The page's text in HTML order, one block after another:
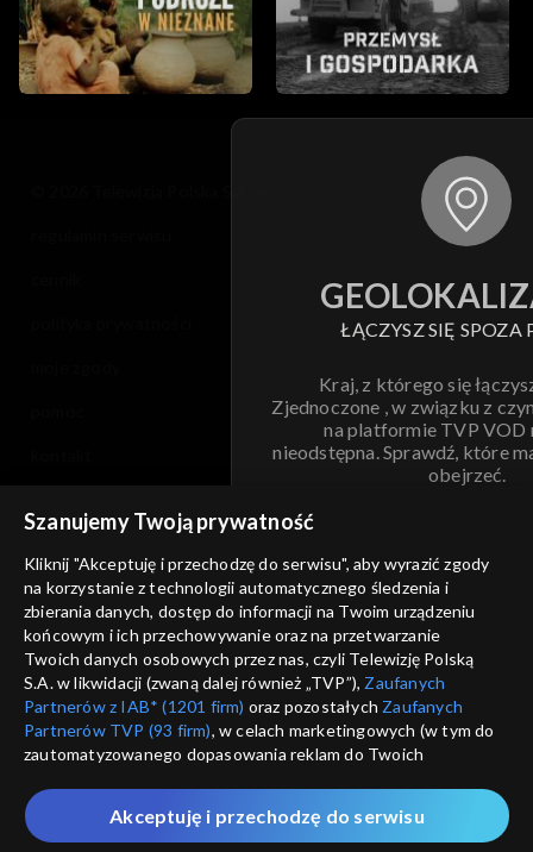
ŁĄCZYSZ SIĘ SPOZA
Kraj, z którego się
Zjednoczone , w związku z
na platformie TVP VOD
nieodstępna. Sprawdź, które
obejrzeć.
ANULUJ
informacje o dostawcy usług
Szanujemy Twoją prywatność
Kliknij "Akceptuję i przechodzę do serwisu", aby wyrazić zgody
na korzystanie z technologii automatycznego śledzenia i
zbierania danych, dostęp do informacji na Twoim urządzeniu
końcowym i ich przechowywanie oraz na przetwarzanie
Twoich danych osobowych przez nas, czyli Telewizję Polską
S.A. w likwidacji (zwaną dalej również „TVP”), Zaufanych
Partnerów z IAB* (1201 firm) oraz pozostałych Zaufanych
Partnerów TVP (93 firm), w celach marketingowych (w tym do
zautomatyzowanego dopasowania reklam do Twoich
które wskazujemy poniżej, a także zgody na udostępnianie
przez nas identyfikatora PPID do Google.
Akceptuję i przechodzę do serwisu